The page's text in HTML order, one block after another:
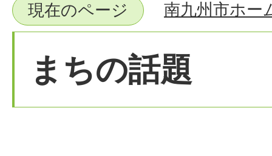
現在のページ 南九州市ホー
まちの話題